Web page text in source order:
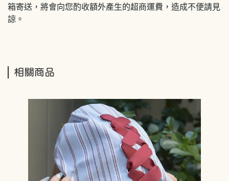
箱寄送，將會向您酌收額外產生的超商運費，造成不便請見
諒。
相關商品